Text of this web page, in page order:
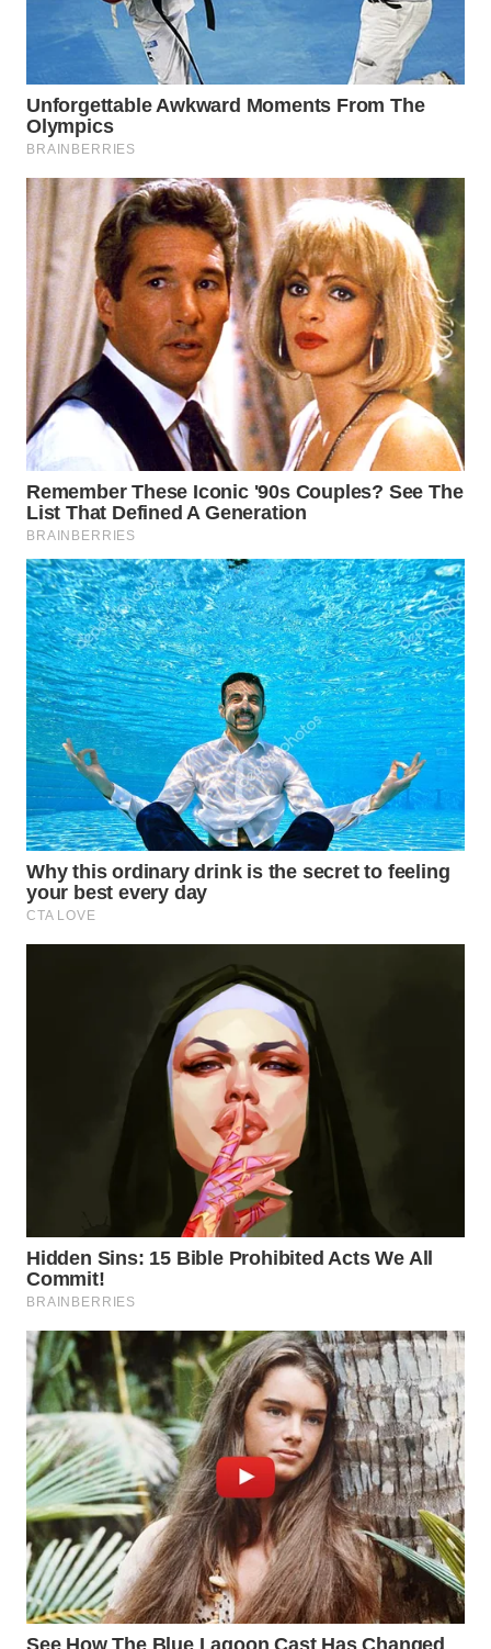
WN
INDRAMAYU
WN
KUNINGAN
WN
MAJALENGKA
WN
SUBANG
WN
SUKABUMI
PURWAKARTA
WN
TIMUR
WN
SEMARANG
WN
SOLO
WN
BOROBUDUR
WN
MADURA
WN
LIKUPANG
WN
LABUANBAJO
WN
BORNEO
Wahana
Media
Group
WAHANA
NEWS